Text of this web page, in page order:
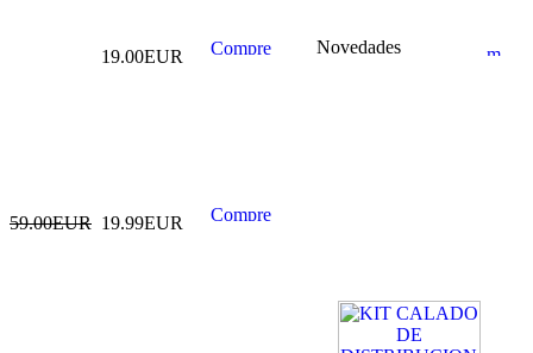
19.00EUR
59.00EUR 19.99EUR
Novedades